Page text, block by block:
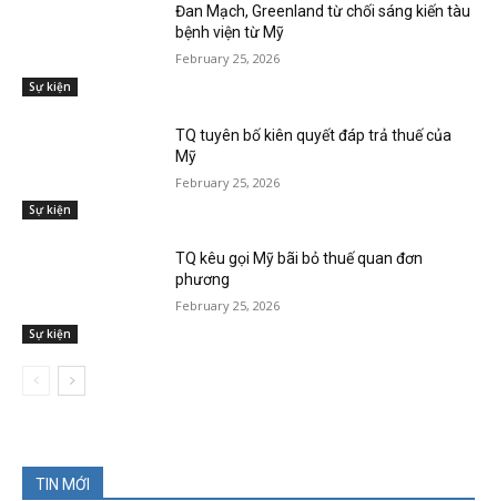
Sự kiện
Đan Mạch, Greenland từ chối sáng kiến tàu
bệnh viện từ Mỹ
February 25, 2026
Sự kiện
TQ tuyên bố kiên quyết đáp trả thuế của
Mỹ
February 25, 2026
Sự kiện
TQ kêu gọi Mỹ bãi bỏ thuế quan đơn
phương
February 25, 2026
TIN MỚI